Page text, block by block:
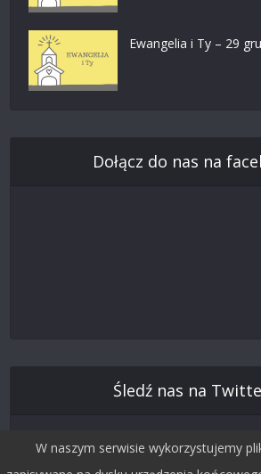
Ewangelia i Ty – 29
Dołącz do nas na
Śledź nas na
W naszym serwisie wykorzystujemy